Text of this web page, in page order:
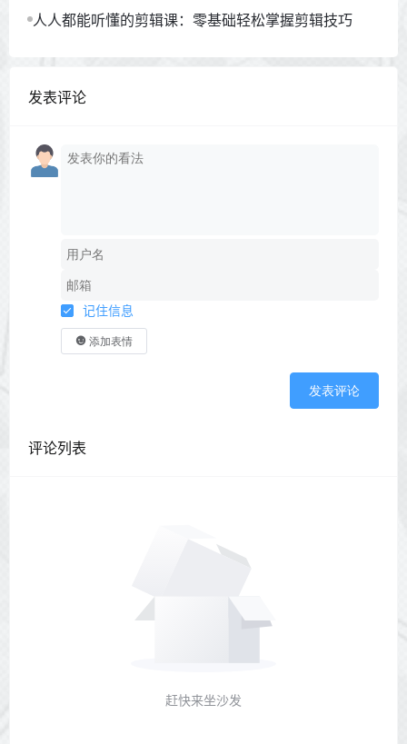
人人都能听懂的剪辑课：零基础轻松掌握剪辑技巧
发表评论
记住信息
添加表情
发表评论
评论列表
赶快来坐沙发